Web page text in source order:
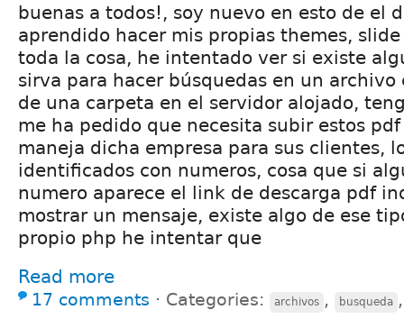
buenas a todos!, soy nuevo en esto de el
aprendido hacer mis propias themes,
toda la cosa, he intentado ver si existe
sirva para hacer búsquedas en un
de una carpeta en el servidor alojado,
me ha pedido que necesita subir estos
maneja dicha empresa para sus clientes,
identificados con numeros, cosa que si
numero aparece el link de descarga pdf
mostrar un mensaje, existe algo de ese
propio php he intentar que
Read more
17 comments ⋅ Categories: archivos , busqueda